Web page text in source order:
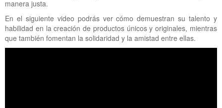
manera justa.
En el siguiente video podrás ver cómo demuestran su talento y
habilidad en la creación de productos únicos y originales, mientras
que también fomentan la solidaridad y la amistad entre ellas.